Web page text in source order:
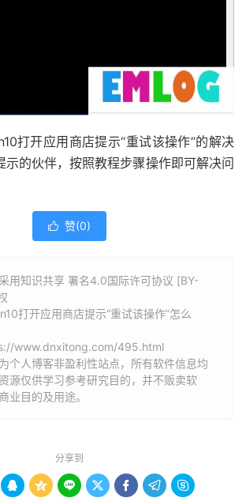
开应用商店提示“重试该操作”的解决
示的伙伴，按照教程步骤操作即可解决问
 赞(0)
用知识共享 署名4.0国际许可协议 [BY-
打开应用商店提示“重试该操作”怎么
www.dnxitong.com/495.html
个人博客非盈利性站点，所有软件信息均
源仅供学习参考研究目的，并不贩卖软
业目的及用途。
分享到
      